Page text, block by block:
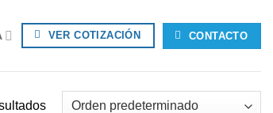
VER COTIZACIÓN CONTACTO